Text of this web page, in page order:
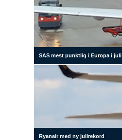
SAS mest punktlig i Europa i juli
Ryanair med ny julirekord